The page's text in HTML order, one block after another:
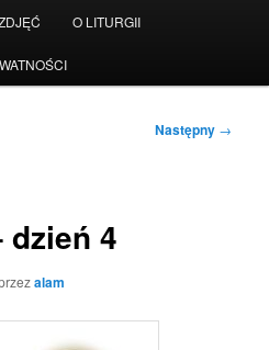
O LITURGII
Następny →
dzień 4
alam